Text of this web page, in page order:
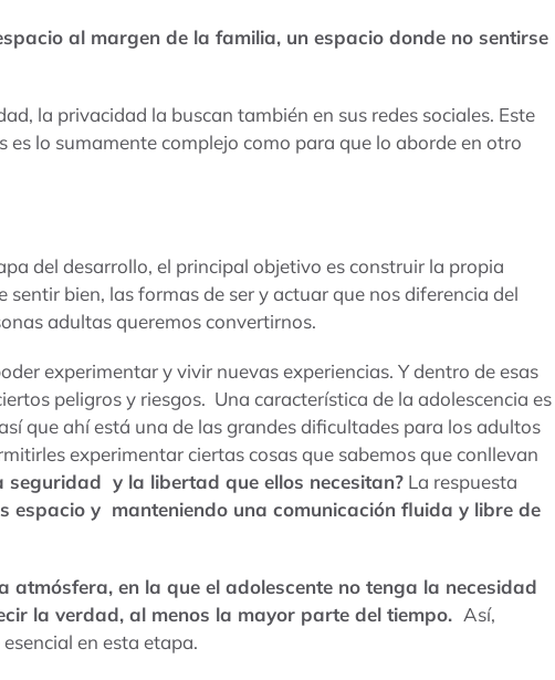
al margen de la familia, un espacio donde no sentirse
la privacidad la buscan también en sus redes sociales. Este
es lo sumamente complejo como para que lo aborde en otro
del desarrollo, el principal objetivo es construir la propia
bien, las formas de ser y actuar que nos diferencia del
adultas queremos convertirnos.
experimentar y vivir nuevas experiencias. Y dentro de esas
peligros y riesgos. Una característica de la adolescencia es
que ahí está una de las grandes dificultades para los adultos
experimentar ciertas cosas que sabemos que conllevan
seguridad y la libertad que ellos necesitan? La respuesta
espacio y manteniendo una comunicación fluida y libre de
atmósfera, en la que el adolescente no tenga la necesidad
la verdad, al menos la mayor parte del tiempo. Así,
en esta etapa.